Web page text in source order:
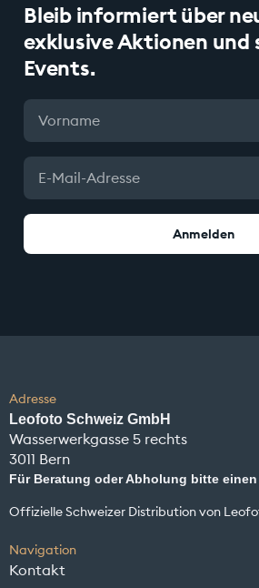
Bleib informiert über
exklusive Aktionen und
Events.
Anmelden
Adresse
Leofoto Schweiz GmbH
Wasserwerkgasse 5 rechts
3011 Bern
Für Beratung oder Abholung bitte
Offizielle Schweizer Distribution von
Navigation
Kontakt